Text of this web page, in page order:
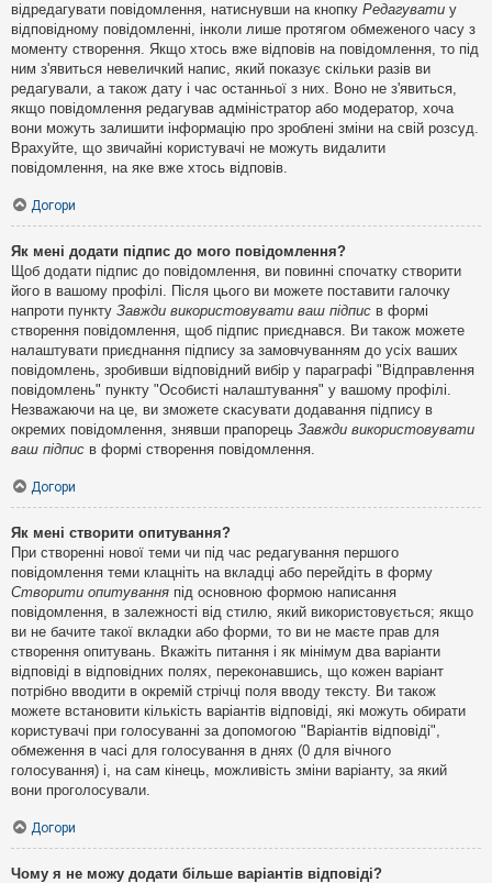
відредагувати повідомлення, натиснувши на кнопку Редагувати у
відповідному повідомленні, інколи лише протягом обмеженого часу з
моменту створення. Якщо хтось вже відповів на повідомлення, то під
ним з'явиться невеличкий напис, який показує скільки разів ви
редагували, а також дату і час останньої з них. Воно не з'явиться,
якщо повідомлення редагував адміністратор або модератор, хоча
вони можуть залишити інформацію про зроблені зміни на свій розсуд.
Врахуйте, що звичайні користувачі не можуть видалити
повідомлення, на яке вже хтось відповів.
Догори
Як мені додати підпис до мого повідомлення?
Щоб додати підпис до повідомлення, ви повинні спочатку створити
його в вашому профілі. Після цього ви можете поставити галочку
напроти пункту Завжди використовувати ваш підпис в формі
створення повідомлення, щоб підпис приєднався. Ви також можете
налаштувати приєднання підпису за замовчуванням до усіх ваших
повідомлень, зробивши відповідний вибір у параграфі "Відправлення
повідомлень" пункту "Особисті налаштування" у вашому профілі.
Незважаючи на це, ви зможете скасувати додавання підпису в
окремих повідомлення, знявши прапорець Завжди використовувати
ваш підпис в формі створення повідомлення.
Догори
Як мені створити опитування?
При створенні нової теми чи під час редагування першого
повідомлення теми клацніть на вкладці або перейдіть в форму
Створити опитування під основною формою написання
повідомлення, в залежності від стилю, який використовується; якщо
ви не бачите такої вкладки або форми, то ви не маєте прав для
створення опитувань. Вкажіть питання і як мінімум два варіанти
відповіді в відповідних полях, переконавшись, що кожен варіант
потрібно вводити в окремій стрічці поля вводу тексту. Ви також
можете встановити кількість варіантів відповіді, які можуть обирати
користувачі при голосуванні за допомогою "Варіантів відповіді",
обмеження в часі для голосування в днях (0 для вічного
голосування) і, на сам кінець, можливість зміни варіанту, за який
вони проголосували.
Догори
Чому я не можу додати більше варіантів відповіді?